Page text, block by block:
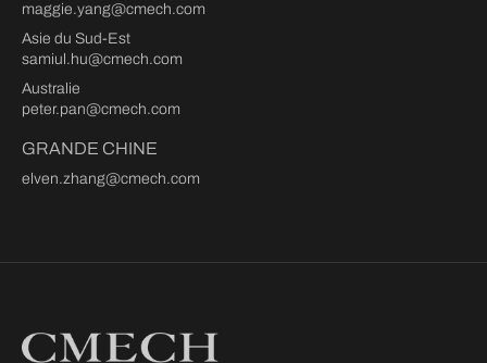
maggie.yang@cmech.com
Asie du Sud-Est
samiul.hu@cmech.com
Australie
peter.pan@cmech.com
GRANDE CHINE
elven.zhang@cmech.com